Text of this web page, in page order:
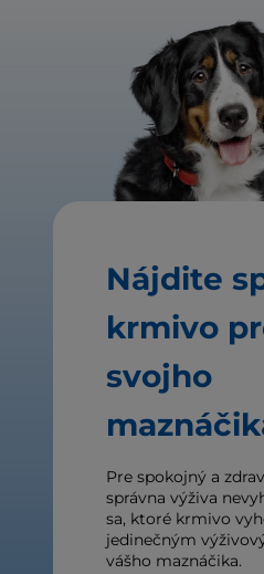
Nájdite
krmivo
svojho
Pre spokojný a
správna výživa
sa, ktoré krmivo
jedinečným
vášho maznáčika.